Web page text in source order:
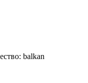
balkan